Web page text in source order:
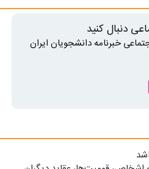
دنبال کنید
خبرنامه دانشجویان ایران